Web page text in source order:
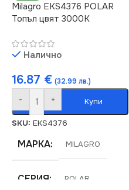
Milagro EKS4376 POLAR
Топъл цвят 3000K
Налично
16.87 € (32.99 лв.)
- + Купи
SKU: EKS4376
МАРКА MILAGRO
СЕРИЯ POLAR